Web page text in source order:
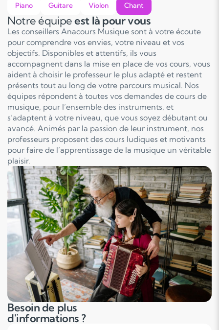
Piano Guitare Violon Chant
Notre équipeest là pour vous
Les conseillers Anacours Musique sont à votre écoute
pour comprendre vos envies, votre niveau et vos
objectifs. Disponibles et attentifs, ils vous
accompagnent dans la mise en place de vos cours, vous
aident à choisir le professeur le plus adapté et restent
présents tout au long de votre parcours musical. Nos
équipes répondent à toutes vos demandes de cours de
musique, pour l’ensemble des instruments, et
s’adaptent à votre niveau, que vous soyez débutant ou
avancé. Animés par la passion de leur instrument, nos
professeurs proposent des cours ludiques et motivants
pour faire de l’apprentissage de la musique un véritable
plaisir.
Besoin de plus
d'informations ?